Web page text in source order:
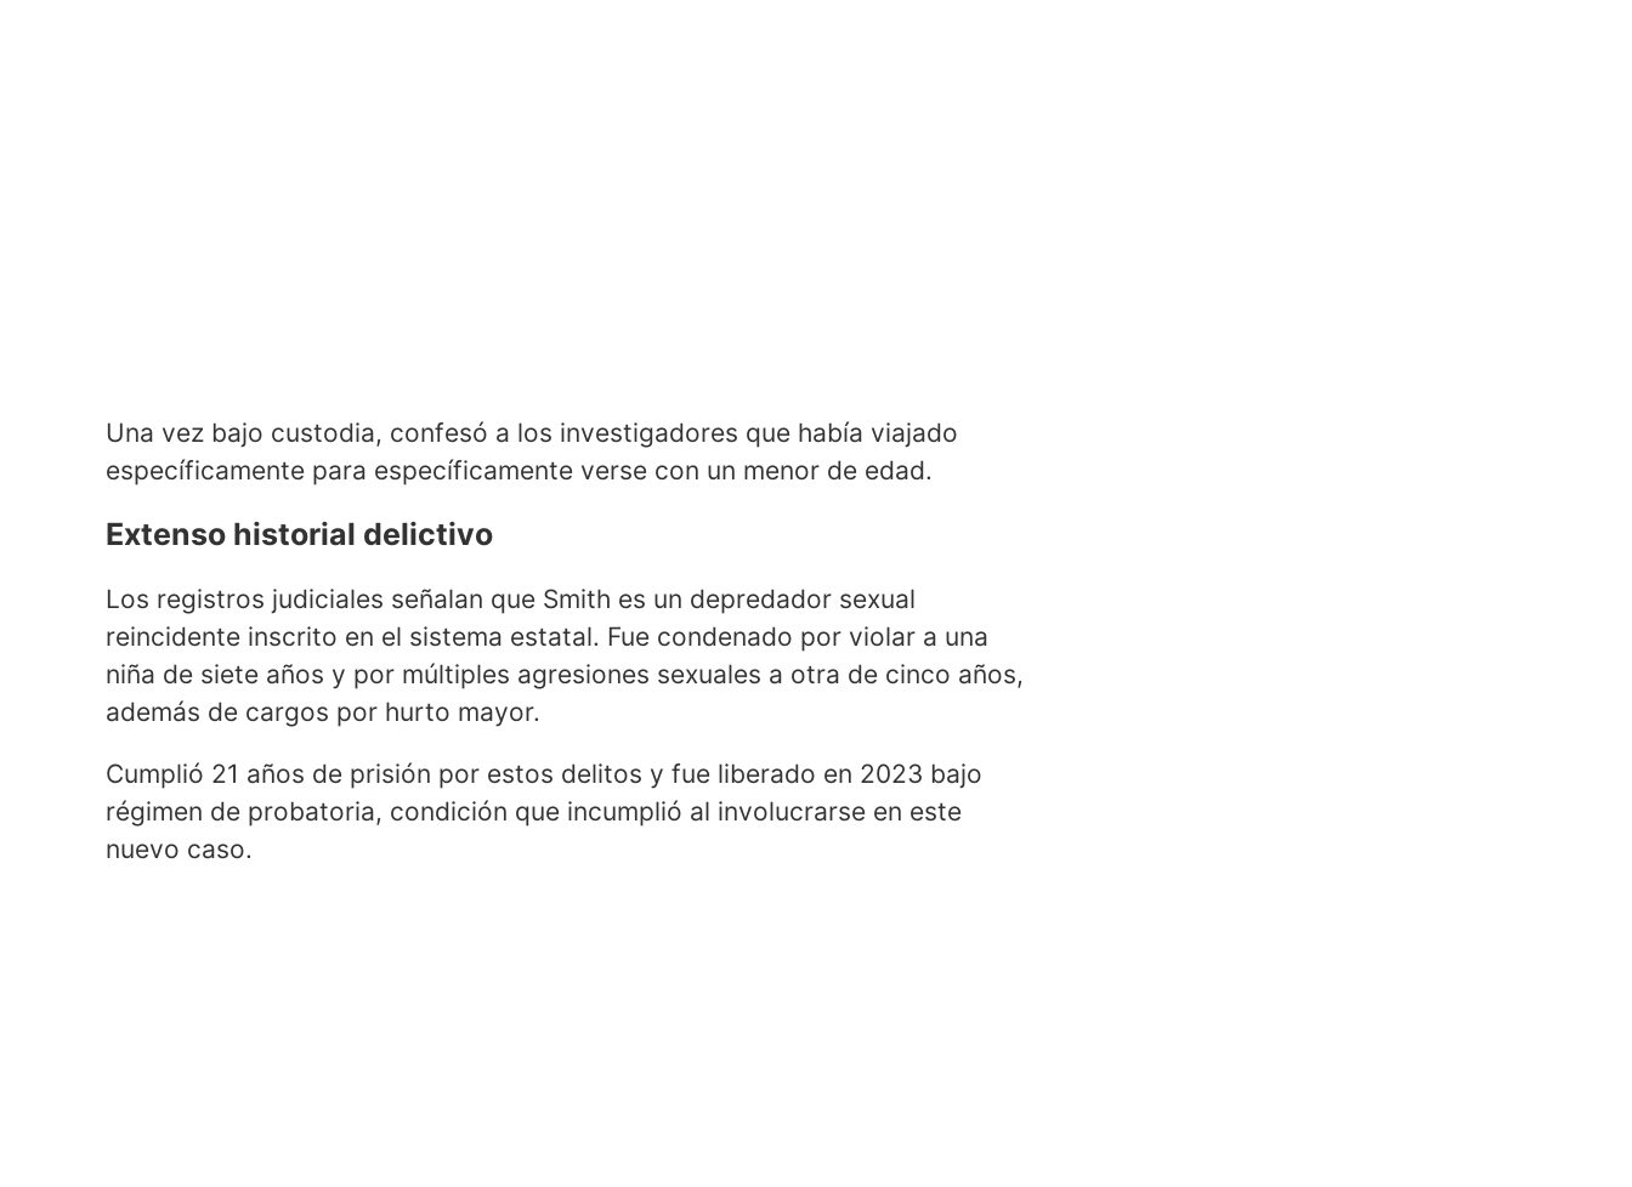
Una vez bajo custodia, confesó a los investigadores que había viajado
específicamente para específicamente verse con un menor de edad.
Extenso historial delictivo
Los registros judiciales señalan que Smith es un depredador sexual
reincidente inscrito en el sistema estatal. Fue condenado por violar a una
niña de siete años y por múltiples agresiones sexuales a otra de cinco años,
además de cargos por hurto mayor.
Cumplió 21 años de prisión por estos delitos y fue liberado en 2023 bajo
régimen de probatoria, condición que incumplió al involucrarse en este
nuevo caso.